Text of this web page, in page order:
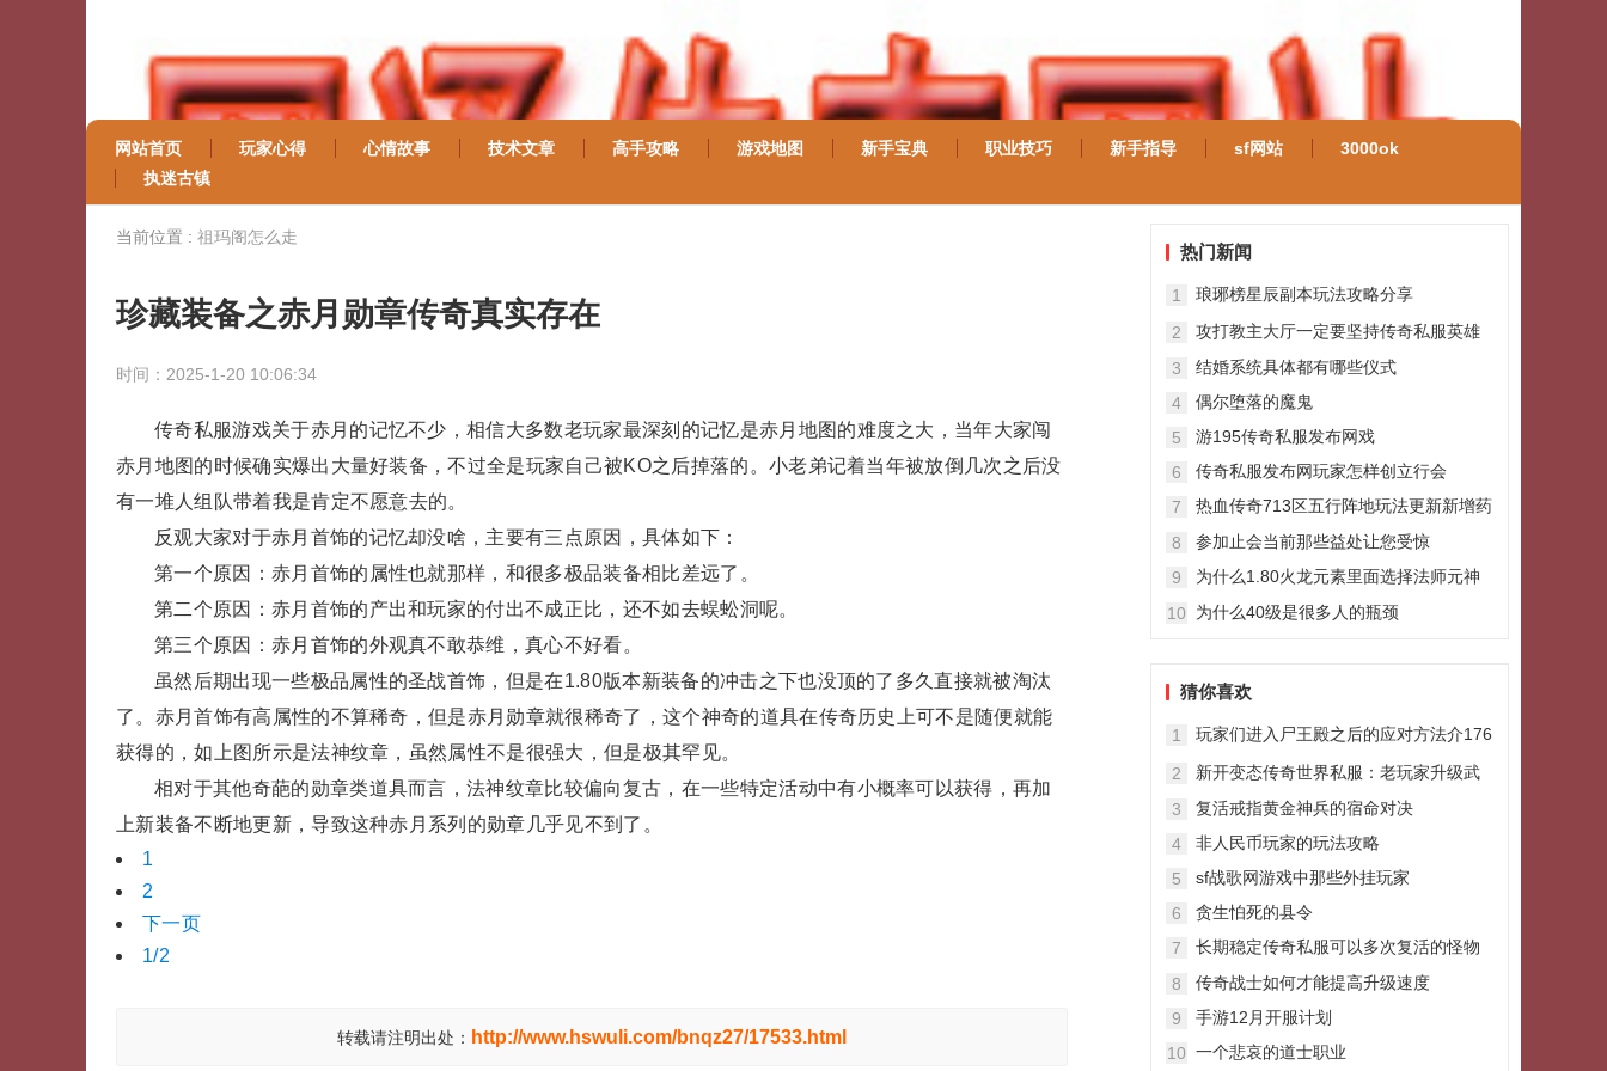
网站首页 玩家心得 心情故事 技术文章 高手攻略 游戏地图 新手宝典 职业技巧 新手指导 sf网站
3000ok
执迷古镇
当前位置 : 祖玛阁怎么走
珍藏装备之赤月勋章传奇真实存在
时间：2025-1-20 10:06:34
传奇私服游戏关于赤月的记忆不少，相信大多数老玩家最深刻的记忆是赤月地图的难度之大，当年大家闯
赤月地图的时候确实爆出大量好装备，不过全是玩家自己被KO之后掉落的。小老弟记着当年被放倒几次之后没
有一堆人组队带着我是肯定不愿意去的。
反观大家对于赤月首饰的记忆却没啥，主要有三点原因，具体如下：
第一个原因：赤月首饰的属性也就那样，和很多极品装备相比差远了。
第二个原因：赤月首饰的产出和玩家的付出不成正比，还不如去蜈蚣洞呢。
第三个原因：赤月首饰的外观真不敢恭维，真心不好看。
虽然后期出现一些极品属性的圣战首饰，但是在1.80版本新装备的冲击之下也没顶的了多久直接就被淘汰
了。赤月首饰有高属性的不算稀奇，但是赤月勋章就很稀奇了，这个神奇的道具在传奇历史上可不是随便就能
获得的，如上图所示是法神纹章，虽然属性不是很强大，但是极其罕见。
相对于其他奇葩的勋章类道具而言，法神纹章比较偏向复古，在一些特定活动中有小概率可以获得，再加
上新装备不断地更新，导致这种赤月系列的勋章几乎见不到了。
1
2
下一页
1/2
转载请注明出处： http://www.hswuli.com/bnqz27/17533.html
热门新闻
1
琅琊榜星辰副本玩法攻略分享
2
攻打教主大厅一定要坚持传奇私服英雄
3
结婚系统具体都有哪些仪式
4
偶尔堕落的魔鬼
5
游195传奇私服发布网戏
6
传奇私服发布网玩家怎样创立行会
7
热血传奇713区五行阵地玩法更新新增药
8
参加止会当前那些益处让您受惊
9
为什么1.80火龙元素里面选择法师元神
10 为什么40级是很多人的瓶颈
猜你喜欢
1
玩家们进入尸王殿之后的应对方法介176
2
新开变态传奇世界私服：老玩家升级武
3
复活戒指黄金神兵的宿命对决
4
非人民币玩家的玩法攻略
5
sf战歌网游戏中那些外挂玩家
6
贪生怕死的县令
7
长期稳定传奇私服可以多次复活的怪物
8
传奇战士如何才能提高升级速度
9
手游12月开服计划
10 一个悲哀的道士职业